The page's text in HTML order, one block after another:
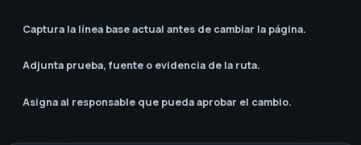
Captura la línea base actual antes de cambiar la página.
Adjunta prueba, fuente o evidencia de la ruta.
Asigna al responsable que pueda aprobar el cambio.